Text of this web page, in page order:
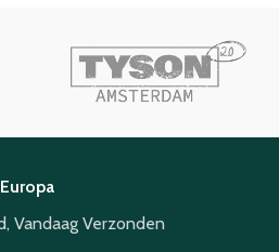
Vandaag Verzonden